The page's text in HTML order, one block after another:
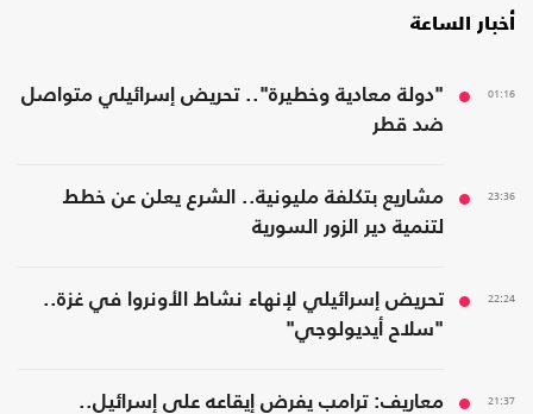
أخبار الساعة
01:16
"دولة معادية وخطيرة".. تحريض إسرائيلي متواصل
ضد قطر
23:36
مشاريع بتكلفة مليونية.. الشرع يعلن عن خطط
لتنمية دير الزور السورية
22:24
تحريض إسرائيلي لإنهاء نشاط الأونروا في غزة..
"سلاح أيديولوجي"
21:37
معاريف: ترامب يفرض إيقاعه على إسرائيل..